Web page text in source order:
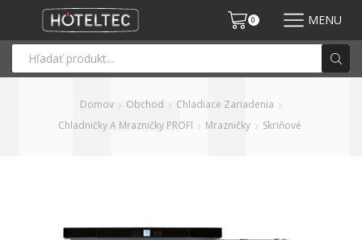
0 MENU
Domov Obchod
Chladiace Zariadenia
Chladničky A Mrazničky PROFI
Mrazničky Skriňové